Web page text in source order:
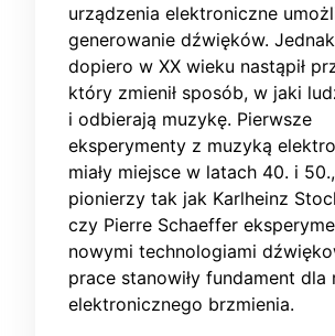
urządzenia elektroniczne
generowanie dźwięków.
dopiero w XX wieku nastąpił
który zmienił sposób, w jaki
i odbierają muzykę. Pierwsze
eksperymenty z muzyką
miały miejsce w latach 40. i
pionierzy tak jak Karlheinz
czy Pierre Schaeffer
nowymi technologiami
prace stanowiły fundament dla
elektronicznego brzmienia.